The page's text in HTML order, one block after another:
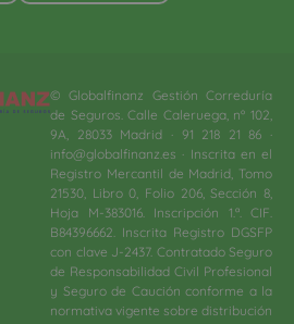
© Globalfinanz Gestión Correduría
de Seguros. Calle Caleruega, nº 102,
9A, 28033 Madrid · 91 218 21 86 ·
info@globalfinanz.es · Inscrita en el
Registro Mercantil de Madrid, Tomo
21530, Libro 0, Folio 206, Sección 8,
Hoja M-383016. Inscripción 1.ª. CIF.
B84396662. Inscrita Registro DGSFP
con clave J-2437. Contratado Seguro
de Responsabilidad Civil Profesional
y Seguro de Caución conforme a la
normativa vigente sobre distribución